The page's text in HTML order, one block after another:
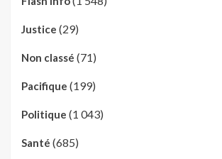
Justice (29)
Non classé (71)
Pacifique (199)
Politique (1 043)
Santé (685)